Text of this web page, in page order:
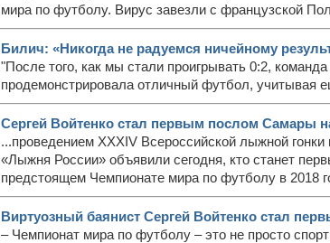
мира по футболу. Вирус завезли с французской
Билич: «Никогда не радуемся ничейному
"После того, как мы стали проигрывать 0:2,
продемонстрировала отличный футбол, учитывая
Сергей Войтенко стал первым послом Самары
...проведением XXXIV Всероссийской лыжной гонки
«Лыжня России» объявили сегодня, кто станет
предстоящем Чемпионате мира по футболу в 2018
Виртуозный баянист Сергей Войтенко стал
– Чемпионат мира по футболу – это не просто